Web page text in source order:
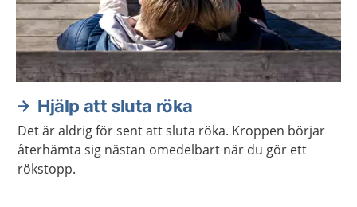
Hjälp att sluta röka
Det är aldrig för sent att sluta röka. Kroppen börjar
återhämta sig nästan omedelbart när du gör ett
rökstopp.